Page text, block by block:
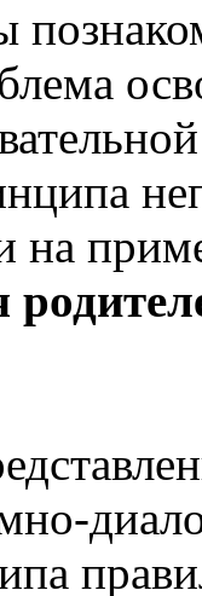
на